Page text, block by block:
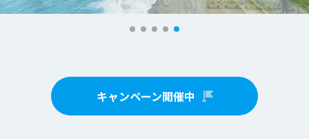
キャンペーン開催中